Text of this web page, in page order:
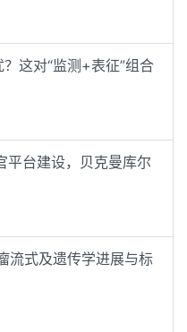
这对“监测+表征”组合
平台建设，贝克曼库尔
流式及遗传学进展与标